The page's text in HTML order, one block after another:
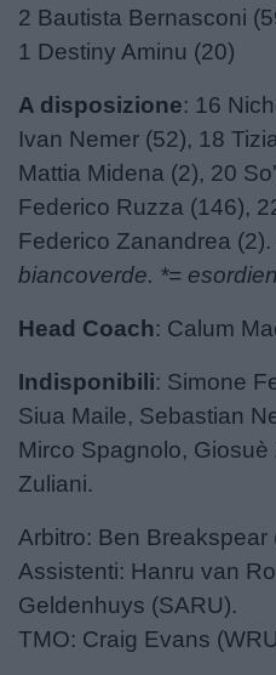
2 Bautista Bernasconi
1 Destiny Aminu (20)
A disposizione: 16
Ivan Nemer (52), 18
Mattia Midena (2), 20
Federico Ruzza (146),
Federico Zanandrea (2).
biancoverde. *=
Head Coach: Calum
Indisponibili: Simone
Siua Maile, Sebastian
Mirco Spagnolo,
Zuliani.​
Arbitro: Ben Breakspear
Assistenti: Hanru van
Geldenhuys (SARU).
TMO: Craig Evans